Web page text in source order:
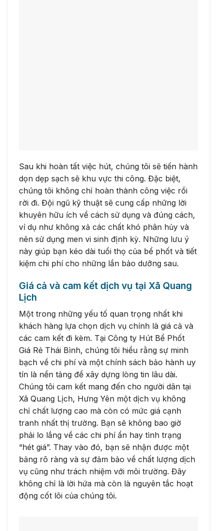
Sau khi hoàn tất việc hút, chúng tôi sẽ tiến hành
dọn dẹp sạch sẽ khu vực thi công. Đặc biệt,
chúng tôi không chỉ hoàn thành công việc rồi
rời đi. Đội ngũ kỹ thuật sẽ cung cấp những lời
khuyên hữu ích về cách sử dụng và đúng cách,
ví dụ như không xả các chất khó phân hủy và
nên sử dụng men vi sinh định kỳ. Những lưu ý
này giúp bạn kéo dài tuổi thọ của bể phốt và tiết
kiệm chi phí cho những lần bảo dưỡng sau.
Giá cả và cam kết dịch vụ tại Xã Quang
Lịch
Một trong những yếu tố quan trọng nhất khi
khách hàng lựa chọn dịch vụ chính là giá cả và
các cam kết đi kèm. Tại Công ty Hút Bể Phốt
Giá Rẻ Thái Bình, chúng tôi hiểu rằng sự minh
bạch về chi phí và một chính sách bảo hành uy
tín là nền tảng để xây dựng lòng tin lâu dài.
Chúng tôi cam kết mang đến cho người dân tại
Xã Quang Lịch, Hưng Yên một dịch vụ không
chỉ chất lượng cao mà còn có mức giá cạnh
tranh nhất thị trường. Bạn sẽ không bao giờ
phải lo lắng về các chi phí ẩn hay tình trạng
“hét giá”. Thay vào đó, bạn sẽ nhận được một
bảng rõ ràng và sự đảm bảo về chất lượng dịch
vụ cũng như trách nhiệm với môi trường. Đây
không chỉ là lời hứa mà còn là nguyên tắc hoạt
động cốt lõi của chúng tôi.